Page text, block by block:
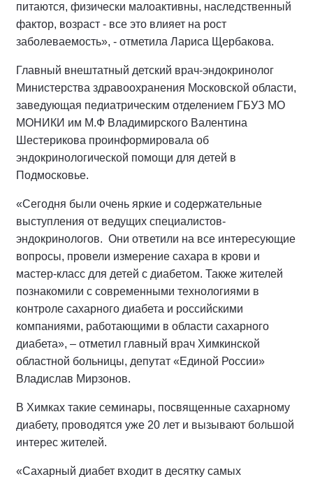
питаются, физически малоактивны, наследственный
фактор, возраст - все это влияет на рост
заболеваемость», - отметила Лариса Щербакова.
Главный внештатный детский врач-эндокринолог
Министерства здравоохранения Московской области,
заведующая педиатрическим отделением ГБУЗ МО
МОНИКИ им М.Ф Владимирского Валентина
Шестерикова проинформировала об
эндокринологической помощи для детей в
Подмосковье.
«Сегодня были очень яркие и содержательные
выступления от ведущих специалистов-
эндокринологов. Они ответили на все интересующие
вопросы, провели измерение сахара в крови и
мастер-класс для детей с диабетом. Также жителей
познакомили с современными технологиями в
контроле сахарного диабета и российскими
компаниями, работающими в области сахарного
диабета», – отметил главный врач Химкинской
областной больницы, депутат «Единой России»
Владислав Мирзонов.
В Химках такие семинары, посвященные сахарному
диабету, проводятся уже 20 лет и вызывают большой
интерес жителей.
«Сахарный диабет входит в десятку самых